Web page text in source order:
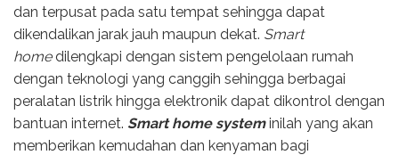
dan terpusat pada satu tempat sehingga dapat
dikendalikan jarak jauh maupun dekat. Smart
homedilengkapi dengan sistem pengelolaan rumah
dengan teknologi yang canggih sehingga berbagai
peralatan listrik hingga elektronik dapat dikontrol dengan
bantuan internet. Smart home systeminilah yang akan
memberikan kemudahan dan kenyaman bagi